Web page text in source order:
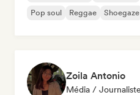
Pop soul
Reggae Shoegaze
Zoila Antonio
Média / Journaliste